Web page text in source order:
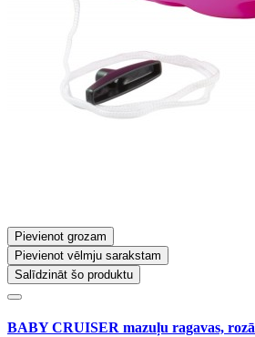
Pievienot grozam
Pievienot vēlmju sarakstam
Salīdzināt šo produktu
BABY CRUISER mazuļu ragavas, rozā